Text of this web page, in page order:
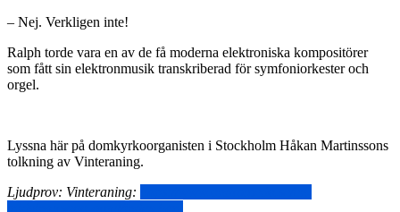
– Nej. Verkligen inte!
Ralph torde vara en av de få moderna elektroniska kompositörer
som fått sin elektronmusik transkriberad för symfoniorkester och
orgel.
Lyssna här på domkyrkoorganisten i Stockholm Håkan Martinssons
tolkning av Vinteraning.
Ljudprov: Vinteraning: